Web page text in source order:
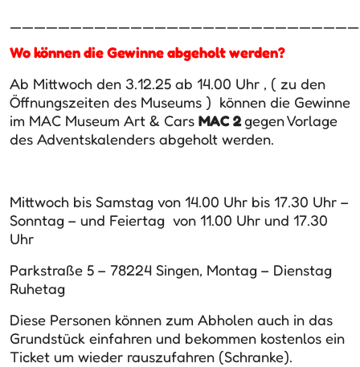
Wo können die Gewinne abgeholt werden?
Ab Mittwoch den 3.12.25 ab 14.00 Uhr , ( zu den
Öffnungszeiten des Museums ) können die Gewinne
im MAC Museum Art & Cars MAC 2gegen Vorlage
des Adventskalenders abgeholt werden.
Mittwoch bis Samstag von 14.00 Uhr bis 17.30 Uhr –
Sonntag – und Feiertag von 11.00 Uhr und 17.30
Uhr
Parkstraße 5 – 78224 Singen, Montag – Dienstag
Ruhetag
Diese Personen können zum Abholen auch in das
Grundstück einfahren und bekommen kostenlos ein
Ticket um wieder rauszufahren (Schranke).